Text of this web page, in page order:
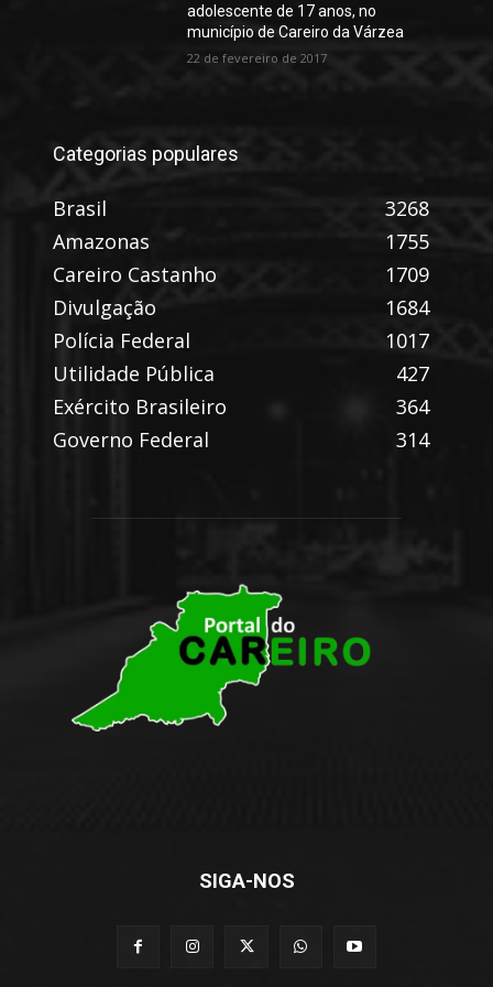
adolescente de 17 anos, no
município de Careiro da Várzea
22 de fevereiro de 2017
Categorias populares
Brasil
3268
Amazonas
1755
Careiro Castanho
1709
Divulgação
1684
Polícia Federal
1017
Utilidade Pública
427
Exército Brasileiro
364
Governo Federal
314
SIGA-NOS